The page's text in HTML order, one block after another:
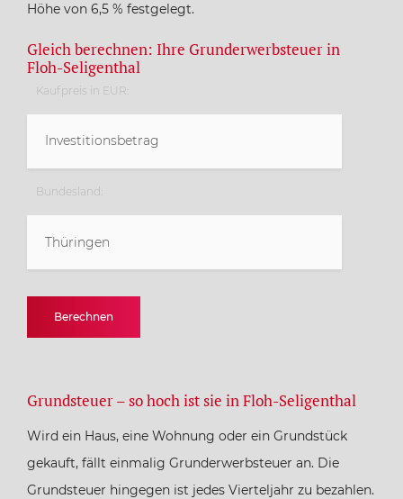
Höhe von 6,5 % festgelegt.
Gleich berechnen: Ihre Grunderwerbsteuer in
Floh-Seligenthal
Kaufpreis in EUR:
Bundesland:
Thüringen
Baden-Württemberg
Berlin
Brandenburg
Berechnen
Grundsteuer – so hoch ist sie in Floh-Seligenthal
Wird ein Haus, eine Wohnung oder ein Grundstück
gekauft, fällt einmalig Grunderwerbsteuer an. Die
Grundsteuer hingegen ist jedes Vierteljahr zu bezahlen.